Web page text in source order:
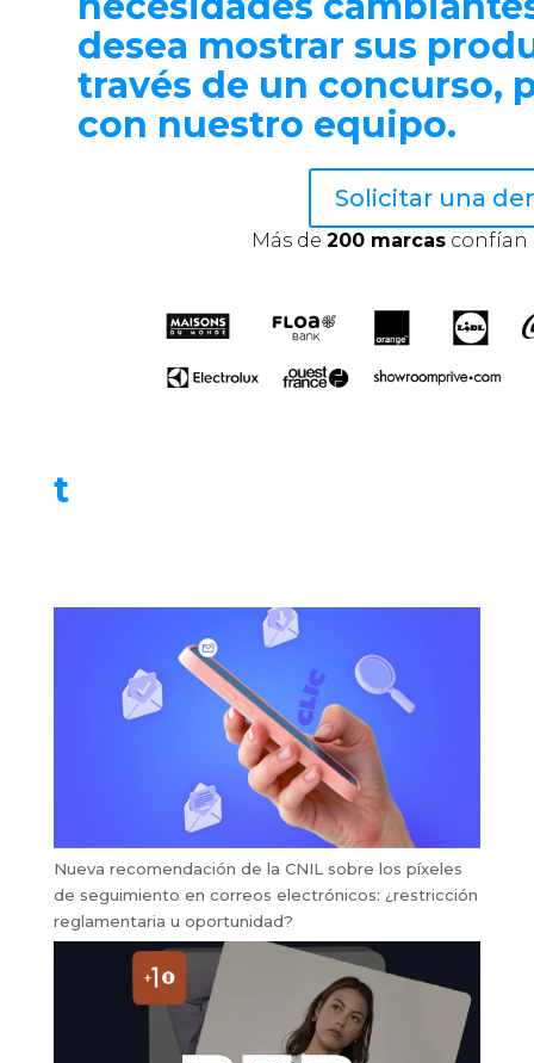
desea mostrar sus
través de un concurso,
con nuestro equipo.
Solicitar una
Más de200 marcas confían
t
Nueva recomendación de la CNIL sobre los píxeles
de seguimiento en correos electrónicos: ¿restricción
reglamentaria u oportunidad?